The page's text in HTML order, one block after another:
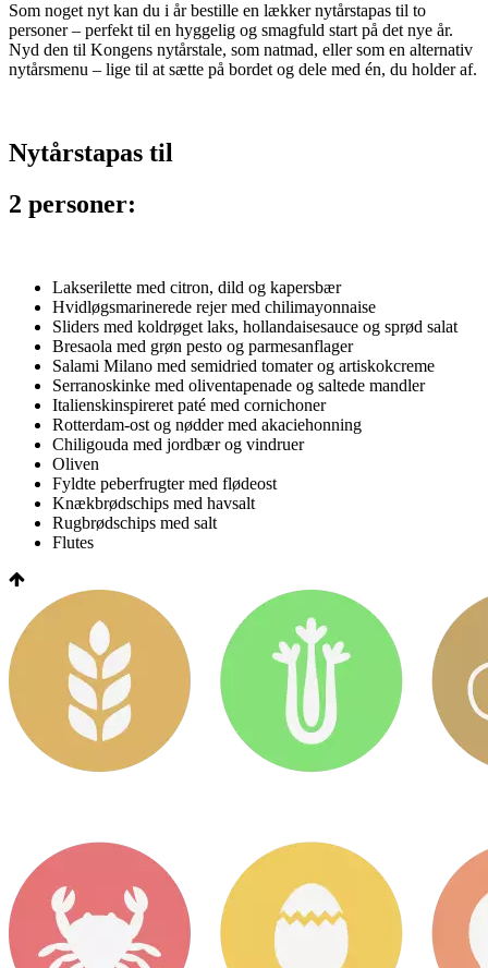
Som noget nyt kan du i år bestille en lækker nytårstapas til to
personer – perfekt til en hyggelig og smagfuld start på det nye år.
Nyd den til Kongens nytårstale, som natmad, eller som en alternativ
nytårsmenu – lige til at sætte på bordet og dele med én, du holder af.
Nytårstapas til
2 personer:
Lakserilette med citron, dild og kapersbær
Hvidløgsmarinerede rejer med chilimayonnaise
Sliders med koldrøget laks, hollandaisesauce og sprød salat
Bresaola med grøn pesto og parmesanflager
Salami Milano med semidried tomater og artiskokcreme
Serranoskinke med oliventapenade og saltede mandler
Italienskinspireret paté med cornichoner
Rotterdam-ost og nødder med akaciehonning
Chiligouda med jordbær og vindruer
Oliven
Fyldte peberfrugter med flødeost
Knækbrødschips med havsalt
Rugbrødschips med salt
Flutes